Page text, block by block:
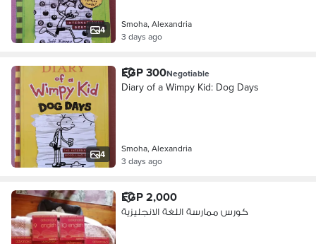
4
Smoha, Alexandria
3 days ago
4
EGP 300Negotiable
Diary of a Wimpy Kid: Dog Days
Smoha, Alexandria
3 days ago
EGP 2,000
كورس ممارسة اللغة الانجليزية